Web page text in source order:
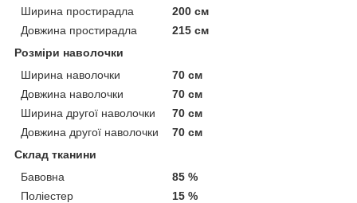
Ширина простирадла
200 см
Довжина простирадла
215 см
Розміри наволочки
Ширина наволочки
70 см
Довжина наволочки
70 см
Ширина другої наволочки
70 см
Довжина другої наволочки
70 см
Склад тканини
Бавовна
85 %
Поліестер
15 %